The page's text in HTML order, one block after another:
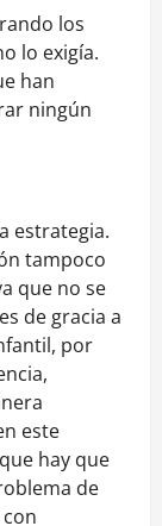
los
lo exigía.
han
ningún
estrategia.
tampoco
que no se
de gracia a
por
este
hay que
de